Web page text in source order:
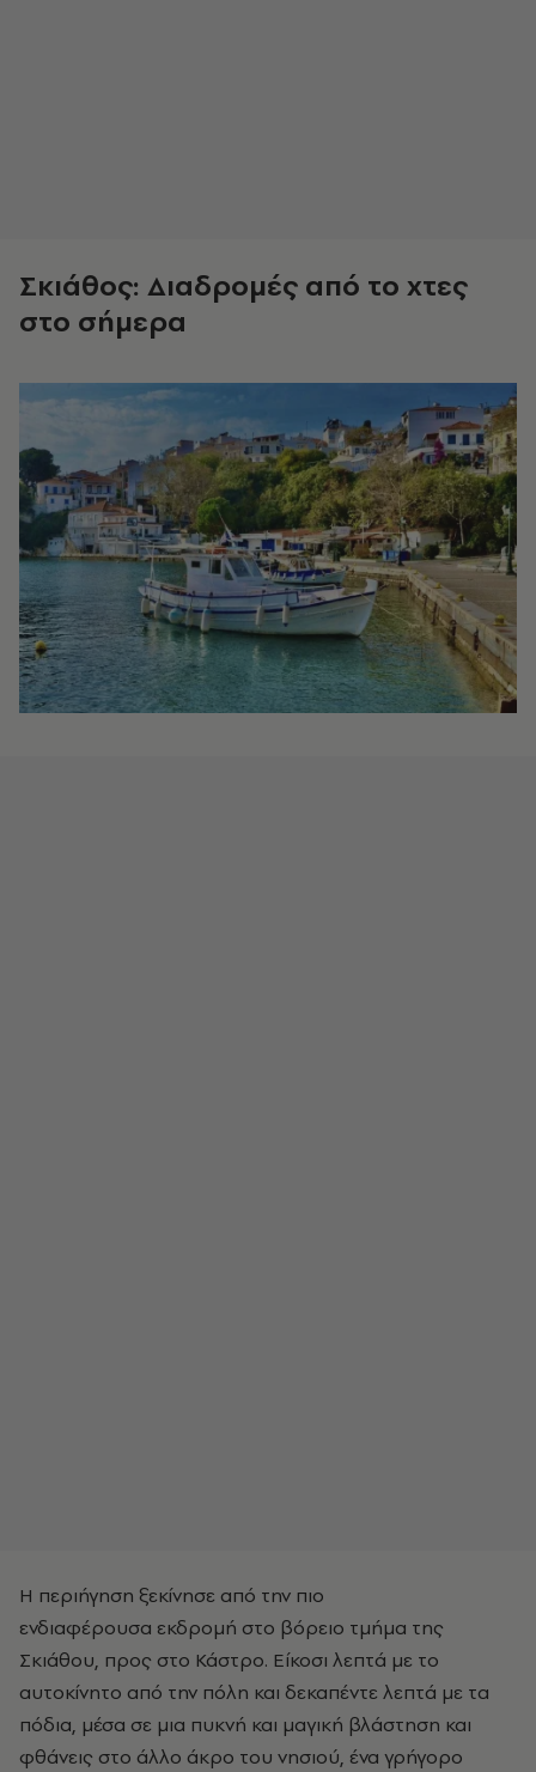
Σκιάθος: Διαδρομές από το χτες
στο σήμερα
H περιήγηση ξεκίνησε από την πιο
ενδιαφέρουσα εκδρομή στο βόρειο τμήμα της
Σκιάθου, προς στο Κάστρο. Είκοσι λεπτά με το
αυτοκίνητο από την πόλη και δεκαπέντε λεπτά με τα
πόδια, μέσα σε μια πυκνή και μαγική βλάστηση και
φθάνεις στο άλλο άκρο του νησιού, ένα γρήγορο